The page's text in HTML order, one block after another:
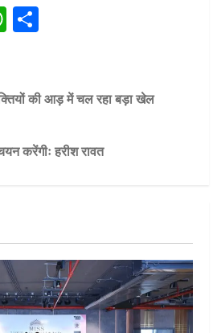
WhatsApp
की आड़ में चल रहा बड़ा खेल
करेंगीः हरीश रावत